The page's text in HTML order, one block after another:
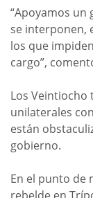
“Apoyamos un
se interponen,
los que
cargo”,
Los Veintiocho
unilaterales
están
gobierno.
En el punto de
rebelde en